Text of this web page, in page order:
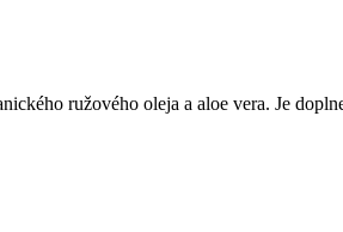
ružového oleja a aloe vera. Je